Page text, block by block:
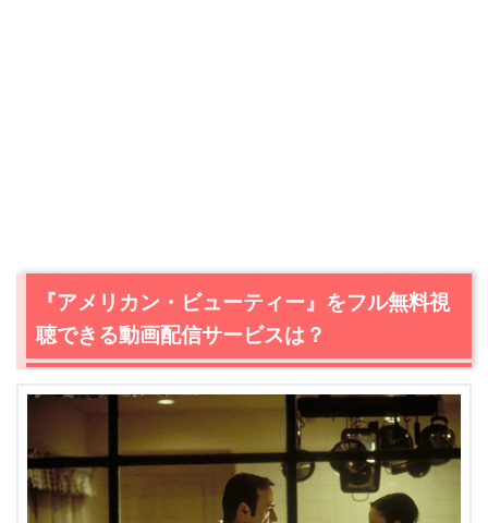
『アメリカン・ビューティー』をフル無料視
聴できる動画配信サービスは？